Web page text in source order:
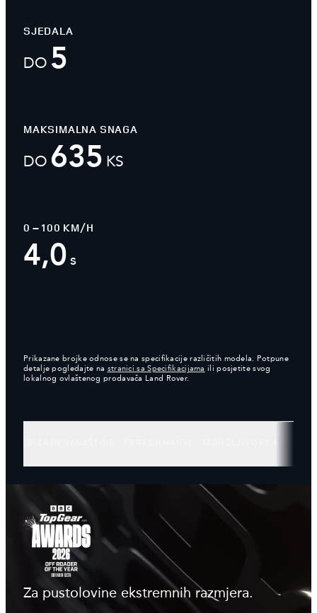
SJEDALA
DO 5
MAKSIMALNA SNAGA
DO 635 KS
0 – 100 KM/H
4,0 s
Prikazane brojke odnose se na specifikacije različitih modela. Potpune
detalje pogledajte na stranici sa Specifikacijama ili posjetite svog
lokalnog ovlaštenog prodavača Land Rover.
Za pustolovine ekstremnih razmjera.